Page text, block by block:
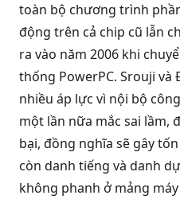
toàn bộ chương trình
động trên cả chip cũ lẫn
ra vào năm 2006 khi
thống PowerPC. Srouji và
nhiều áp lực vì nội bộ
một lần nữa mắc sai lầm,
bại, đồng nghĩa sẽ gây
còn danh tiếng và danh
không phanh ở mảng